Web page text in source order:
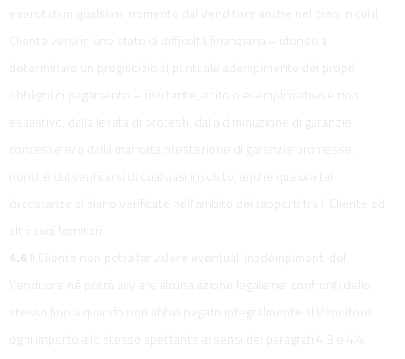
esercitati in qualsiasi momento dal Venditore anche nel caso in cui il
Cliente versi in uno stato di difficoltà finanziaria – idoneo a
determinare un pregiudizio al puntuale adempimento dei propri
obblighi di pagamento – risultante, a titolo esemplificativo e non
esaustivo, dalla levata di protesti, dalla diminuzione di garanzie
concesse e/o dalla mancata prestazione di garanzie promesse,
nonché dal verificarsi di qualsiasi insoluto, anche qualora tali
circostanze si siano verificate nell’ambito dei rapporti tra il Cliente ed
altri suoi fornitori.
4.6 Il Cliente non potrà far valere eventuali inadempimenti del
Venditore né potrà avviare alcuna azione legale nei confronti dello
stesso fino a quando non abbia pagato integralmente al Venditore
ogni importo allo stesso spettante ai sensi dei paragrafi 4.3 e 4.4.